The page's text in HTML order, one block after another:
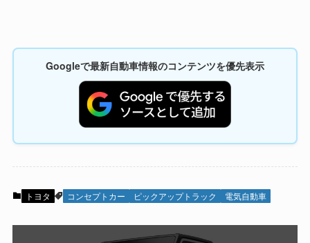
Googleで最新自動車情報のコンテンツを優先表示
トヨタ コンセプトカー ピックアップトラック 電気自動車